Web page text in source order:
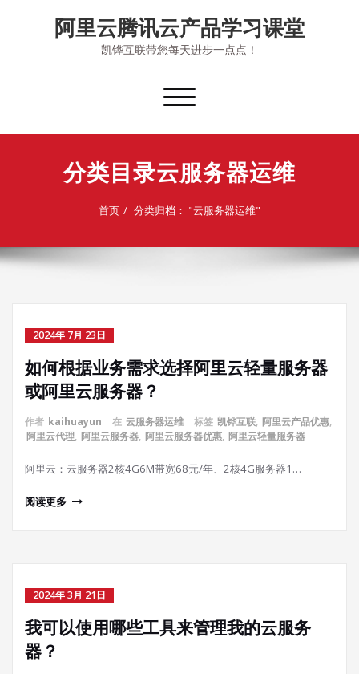
阿里云腾讯云产品学习课堂
凯铧互联带您每天进步一点点！
切
导
分类目录云服务器运维
首页 分类归档： "云服务器运维"
2024年 7月 23日
如何根据业务需求选择阿里云轻量服务器
或阿里云服务器？
作者 kaihuayun 在 云服务器运维 标签 凯铧互联, 阿里云产品优惠,
阿里云代理, 阿里云服务器, 阿里云服务器优惠, 阿里云轻量服务器
阿里云：云服务器2核4G6M带宽68元/年、2核4G服务器1…
阅读更多
2024年 3月 21日
我可以使用哪些工具来管理我的云服务
器？